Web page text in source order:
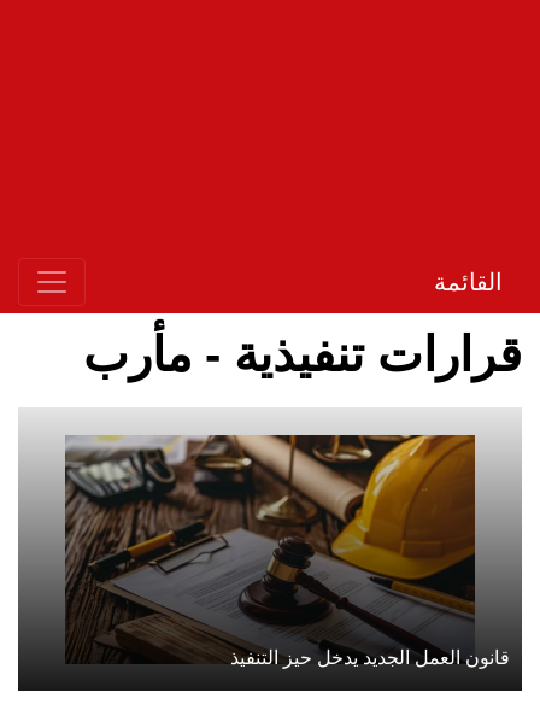
القائمة
قرارات تنفيذية - مأرب
قانون العمل الجديد يدخل حيز التنفيذ